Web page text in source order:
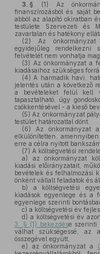
3. § (1) Az
finanszírozásból és saját
abból az alapító okiratban
testülete Szervezeti és
zavartalan és hatékony
(2) Az önkormányzat
egyidejűleg rendelkezni
felvételét nem vonhatja
(3) Az önkormányzat a
kiadásaihoz szükséges
(4) A harmadik havi,
jelentés után a következő
a bevételeket felül kell
tapasztalható, úgy
csökkentésével - a kieső
(5) Az önkormányzat
testület határozattal dönt.
(6) Az önkormányzat
elkülönítetten,
erre a célra nyitott
(7) A költségvetési
a) az önkormányzat
kiadási előirányzatait,
bevételek és felhalmozási
önként vállalt feladatok és
b) a költségvetési
kiadások egyenlege és a
egyenlege szerinti
c) a költségvetési év
d) a költségvetési év
3. § (1) bekezdése szerinti
válhat szükségessé, az
összegével együtt,
e) az önkormányzat a